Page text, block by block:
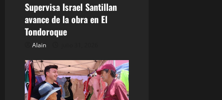
e
e
n
t
Supervisa Israel Santillan
avance de la obra en El
Tondoroque
Alain